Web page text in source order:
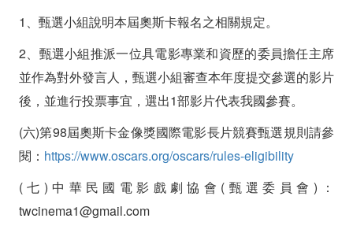
1、甄選小組說明本屆奧斯卡報名之相關規定。
2、甄選小組推派一位具電影專業和資歷的委員擔任主席
並作為對外發言人，甄選小組審查本年度提交參選的影片
後，並進行投票事宜，選出1部影片代表我國參賽。
(六)第98屆奧斯卡金像獎國際電影長片競賽甄選規則請參
閱： https://www.oscars.org/oscars/rules-eligibility
(七)中華民國電影戲劇協會(甄選委員會)：
twcinema1@gmail.com